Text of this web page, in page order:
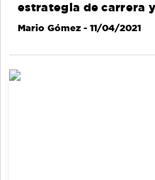
estrategia de carrera
Mario Gómez - 11/04/2021